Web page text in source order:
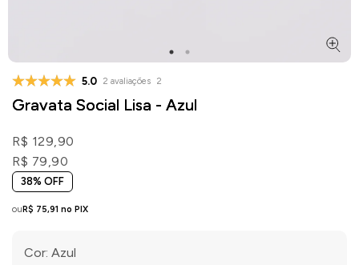
5.0 2 avaliações 2
Gravata Social Lisa - Azul
R$ 129,90
R$ 79,90
38% OFF
ouR$ 75,91 no PIX
Cor: Azul